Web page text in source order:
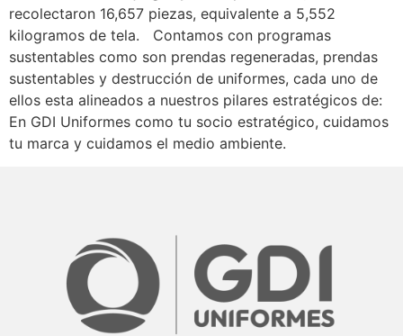
recolectaron 16,657 piezas, equivalente a 5,552
kilogramos de tela. Contamos con programas
sustentables como son prendas regeneradas, prendas
sustentables y destrucción de uniformes, cada uno de
ellos esta alineados a nuestros pilares estratégicos de:
En GDI Uniformes como tu socio estratégico, cuidamos
tu marca y cuidamos el medio ambiente.